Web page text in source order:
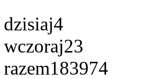
dzisiaj4
wczoraj23
razem183974